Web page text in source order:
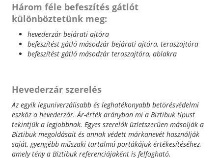
Három féle befeszítés gátlót
különböztetünk meg:
hevederzár bejárati ajtóra
befeszítést gátló másodzár bejárati ajtóra, teraszajtóra
befeszítést gátló másodzár teraszajtóra, ablakra
Hevederzár szerelés
Az egyik leguniverzálisabb és leghatékonyabb betörésvédelmi
eszköz a hevederzár. Ár-érték arányban mi a Biztibuk típust
tekintjük a legjobbnak. Egyes szerelők üzletszerűen másolják a
Biztibuk megoldásait és annak védett márkanevét használják
saját, gyengébb műszaki tartalmú portákájuk értékesítéséhez,
amely tény a Biztibuk referenciájaként is felfogható.